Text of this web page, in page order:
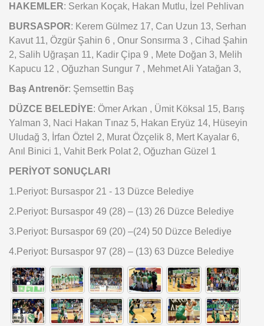
HAKEMLER: Serkan Koçak, Hakan Mutlu, İzel Pehlivan
BURSASPOR: Kerem Gülmez 17, Can Uzun 13, Serhan
Kavut 11, Özgür Şahin 6 , Onur Sonsırma 3 , Cihad Şahin
2, Salih Uğraşan 11, Kadir Çipa 9 , Mete Doğan 3, Melih
Kapucu 12 , Oğuzhan Sungur 7 , Mehmet Ali Yatağan 3,
Baş Antrenör: Şemsettin Baş
DÜZCE BELEDİYE: Ömer Arkan , Ümit Köksal 15, Barış
Yalman 3, Naci Hakan Tınaz 5, Hakan Eryüz 14, Hüseyin
Uludağ 3, İrfan Öztel 2, Murat Özçelik 8, Mert Kayalar 6,
Anıl Binici 1, Vahit Berk Polat 2, Oğuzhan Güzel 1
PERİYOT SONUÇLARI
1.Periyot: Bursaspor 21 - 13 Düzce Belediye
2.Periyot: Bursaspor 49 (28) – (13) 26 Düzce Belediye
3.Periyot: Bursaspor 69 (20) –(24) 50 Düzce Belediye
4.Periyot: Bursaspor 97 (28) – (13) 63 Düzce Belediye